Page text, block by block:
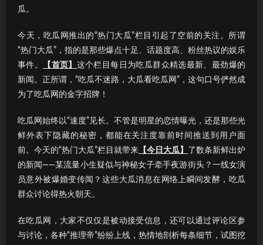
瓜。
今天，吃瓜网推出的“热门大瓜”栏目引起了空前的关注。所谓
“热门大瓜”，指的是那些爆点十足、话题度高、粉丝热议的娱乐
事件。
【首页】 这个栏目每日为吃瓜群众精选最新、最劲爆的
新闻。正所谓，“吃瓜不迷路，大瓜看吃瓜网”，这句口号俨然成
为了吃瓜网的金字招牌！
吃瓜网始终以“速度”见长。不管是明星的恋情曝光，还是那些光
鲜外表下隐藏的秘密，都能在关注度靠前时间推送到用户面
前。今天的“热门大瓜”栏目就带来 【今日大瓜】 了数条新鲜出炉
的新闻——某流量小生疑似与神秘女子牵手夜游街头？一线女演
员意外被爆婚变传闻？这些大瓜消息在网络上瞬间发酵，吃瓜
群众讨论得热火朝天。
在吃瓜网，大家不仅仅是被动接受信息，还可以通过评论区参
与讨论，各种“推理帝”纷纷上线，热情地剖析每条细节，试图挖